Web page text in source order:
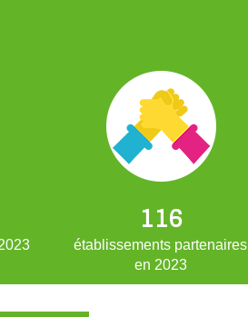
116
établissements partenaires
en 2023